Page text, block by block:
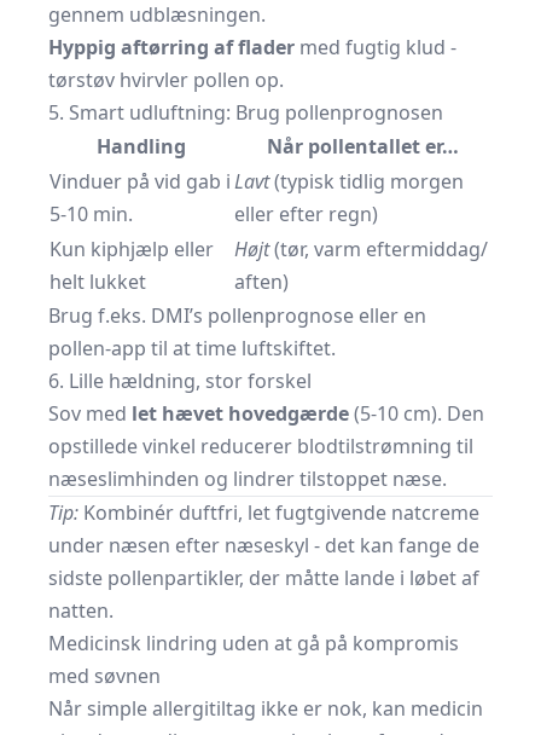
gennem udblæsningen.
Hyppig aftørring af flader med fugtig klud -
tørstøv hvirvler pollen op.
5. Smart udluftning: Brug pollenprognosen
Handling
Når pollentallet er…
Vinduer på vid gab i
5-10 min.
Lavt(typisk tidlig morgen
eller efter regn)
Kun kiphjælp eller
helt lukket
Højt(tør, varm eftermiddag/
aften)
Brug f.eks. DMI’s pollenprognose eller en
pollen-app til at time luftskiftet.
6. Lille hældning, stor forskel
Sov med let hævet hovedgærde(5-10 cm). Den
opstillede vinkel reducerer blodtilstrømning til
næseslimhinden og lindrer tilstoppet næse.
Tip: Kombinér duftfri, let fugtgivende natcreme
under næsen efter næseskyl - det kan fange de
sidste pollenpartikler, der måtte lande i løbet af
natten.
Medicinsk lindring uden at gå på kompromis
med søvnen
Når simple allergitiltag ikke er nok, kan medicin